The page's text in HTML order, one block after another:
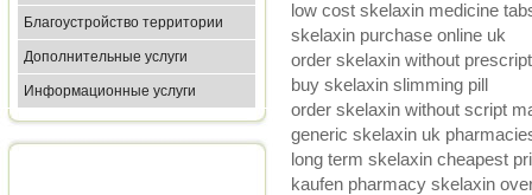
Благоустройство территории
Дополнительные услуги
Информационные услуги
low cost skelaxin medicine
skelaxin purchase online uk
order skelaxin without
buy skelaxin slimming pill
order skelaxin without script
generic skelaxin uk
long term skelaxin cheapest
kaufen pharmacy skelaxin